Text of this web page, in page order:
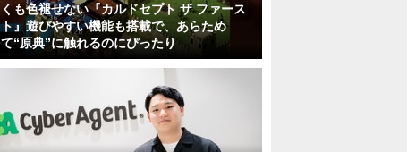
くも色褪せない『カルドセプト ザ ファース
ト』遊びやすい機能も搭載で、あらため
て“原典”に触れるのにぴったり